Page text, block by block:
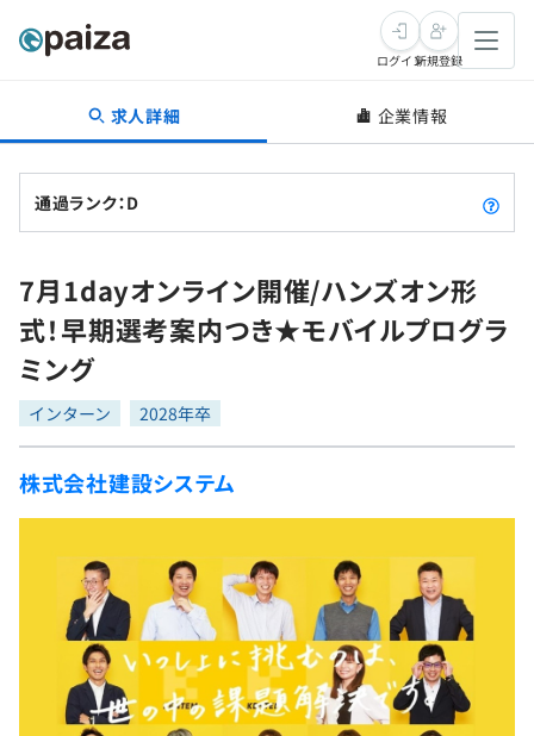
転職・キャリア
転職成功ガイド
転職エージェント
インタビュー
転職成功ガイド
新卒就活
求人検索
本選考
インターン
新卒エージェント
インタビュー
就活成功ガイド
学習
問題集
4択課題
リファレンス
個人向けプラン
プログラミング言語
再チャレンジ結果一覧
ゲーム・マンガ
Tech Team Journal
paiza times
note
paizaとは？
ログイン新規登録
求人詳細 企業情報
通過ランク：D
7月1dayオンライン開催/ハンズオン形
式！早期選考案内つき★モバイルプログラ
ミング
インターン 2028年卒
株式会社建設システム